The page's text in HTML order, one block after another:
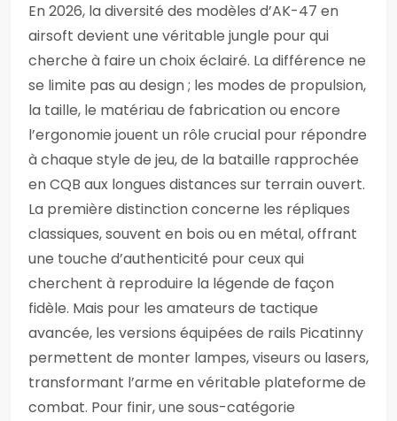
En 2026, la diversité des modèles d’AK-47 en
airsoft devient une véritable jungle pour qui
cherche à faire un choix éclairé. La différence ne
se limite pas au design ; les modes de propulsion,
la taille, le matériau de fabrication ou encore
l’ergonomie jouent un rôle crucial pour répondre
à chaque style de jeu, de la bataille rapprochée
en CQB aux longues distances sur terrain ouvert.
La première distinction concerne les répliques
classiques, souvent en bois ou en métal, offrant
une touche d’authenticité pour ceux qui
cherchent à reproduire la légende de façon
fidèle. Mais pour les amateurs de tactique
avancée, les versions équipées de rails Picatinny
permettent de monter lampes, viseurs ou lasers,
transformant l’arme en véritable plateforme de
combat. Pour finir, une sous-catégorie